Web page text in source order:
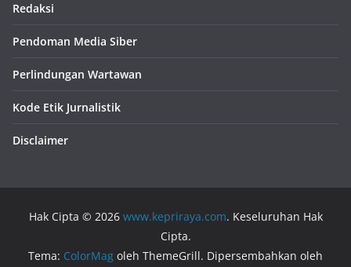
Redaksi
Pendoman Media Siber
Perlindungan Wartawan
Kode Etik Jurnalistik
Disclaimer
Hak Cipta © 2026 www.kepriraya.com. Keseluruhan Hak
Cipta.
Tema: ColorMag oleh ThemeGrill. Dipersembahkan oleh